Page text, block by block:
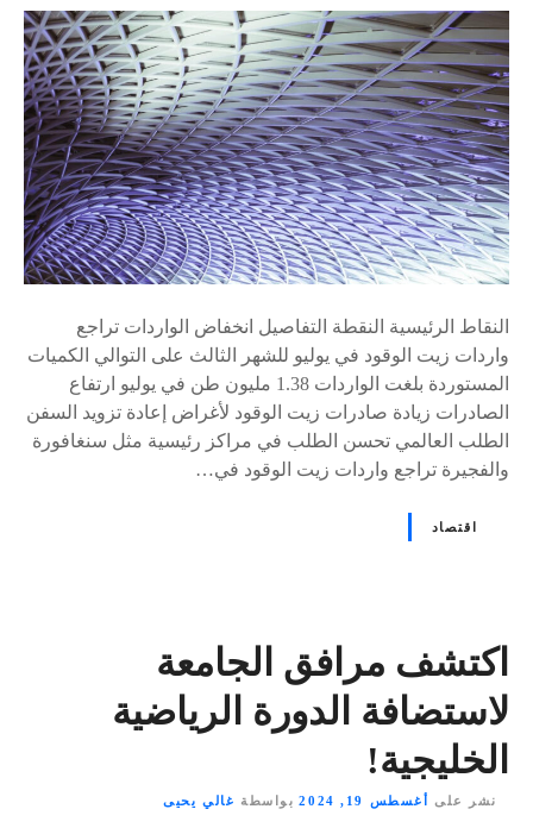
ى
٪
s
النقاط الرئيسية النقطة التفاصيل انخفاض الواردات تراجع
واردات زيت الوقود في يوليو للشهر الثالث على التوالي الكميات
المستوردة بلغت الواردات 1.38 مليون طن في يوليو ارتفاع
الصادرات زيادة صادرات زيت الوقود لأغراض إعادة تزويد السفن
الطلب العالمي تحسن الطلب في مراكز رئيسية مثل سنغافورة
والفجيرة تراجع واردات زيت الوقود في…
اقتصاد
اكتشف مرافق الجامعة
لاستضافة الدورة الرياضية
الخليجية!
نشر على أغسطس 19, 2024 بواسطة غالي يحيى